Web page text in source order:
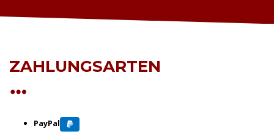
ZAHLUNGSARTEN
PayPal